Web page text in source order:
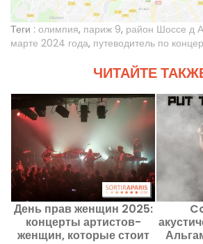
Теги : олимпия, париж 9, район Шоссе д
марте 2024 года, путеводитель по
ЧИТАЙТЕ
День прав женщин 2025:
концерты артистов-
женщин, которые стоит